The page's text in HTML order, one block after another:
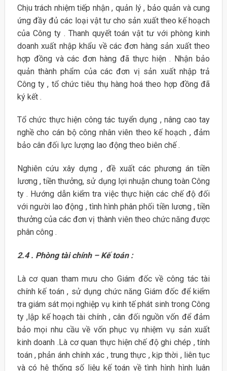
Chịu trách nhiệm tiếp nhận , quản lý , bảo quản và cung
ứng đầy đủ các loại vật tư cho sản xuất theo kế hoạch
của Công ty . Thanh quyết toán vật tư với phòng kinh
doanh xuất nhập khẩu về các đơn hàng sản xuất theo
hợp đồng và các đơn hàng đã thực hiện . Nhận bảo
quản thành phẩm của các đơn vị sản xuất nhập trả
Công ty , tổ chức tiêu thụ hàng hoá theo hợp đồng đã
ký kết .
Tổ chức thực hiện công tác tuyển dụng , nâng cao tay
nghề cho cán bộ công nhân viên theo kế hoạch , đảm
bảo cân đối lực lượng lao động theo biên chế .
Nghiên cứu xây dựng , đề xuất các phương án tiền
lương , tiền thưởng, sử dụng lợi nhuận chung toàn Công
ty . Hướng dẫn kiểm tra việc thực hiện các chế độ đối
với người lao động , tình hình phân phối tiền lương , tiền
thưởng của các đơn vị thành viên theo chức năng được
phân công .
2.4 . Phòng tài chính – Kế toán :
Là cơ quan tham mưu cho Giám đốc về công tác tài
chính kế toán , sử dụng chức năng Giám đốc để kiểm
tra giám sát mọi nghiệp vụ kinh tế phát sinh trong Công
ty ,lập kế hoạch tài chính , cân đối nguồn vốn để đảm
bảo mọi nhu cầu về vốn phục vụ nhiệm vụ sản xuất
kinh doanh .Là cơ quan thực hiện chế độ ghi chép , tính
toán , phản ánh chính xác , trung thực , kịp thời , liên tục
và có hệ thống số liệu kế toán về tình hình hình luân